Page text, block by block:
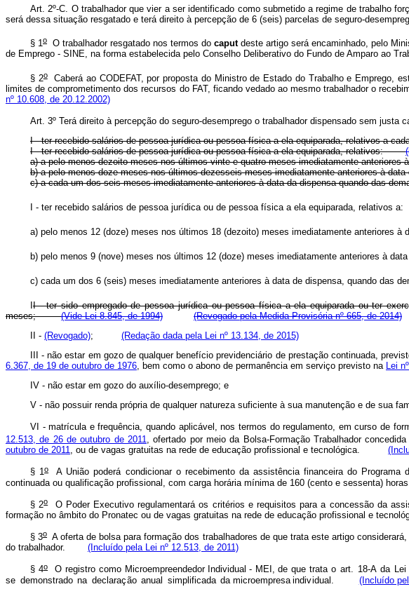
Art. 2º-C. O trabalhador que vier a ser identificado como submetido a regime de trabalho
será dessa situação resgatado e terá direito à percepção de 6 (seis) parcelas de seguro-
§ 1o O trabalhador resgatado nos termos docaputdeste artigo será encaminhado, pelo
de Emprego - SINE, na forma estabelecida pelo Conselho Deliberativo do Fundo de Amparo ao
§ 2oCaberá ao CODEFAT, por proposta do Ministro de Estado do Trabalho e Emprego,
limites de comprometimento dos recursos do FAT, ficando vedado ao mesmo trabalhador o
nº 10.608, de 20.12.2002)
Art. 3º Terá direito à percepção do seguro-desemprego o trabalhador dispensado sem justa
I - ter recebido salários de pessoa jurídica ou pessoa física a ela equiparada, relativos a
I - ter recebido salários de pessoa jurídica ou pessoa física a ela equiparada, relativos:
a) a pelo menos dezoito meses nos últimos vinte e quatro meses imediatamente
b) a pelo menos doze meses nos últimos dezesseis meses imediatamente anteriores
c) a cada um dos seis meses imediatamente anteriores à data da dispensa quando
I - ter recebido salários de pessoa jurídica ou de pessoa física a ela equiparada,
a) pelo menos 12 (doze) meses nos últimos 18 (dezoito) meses imediatamente
b) pelo menos 9 (nove) meses nos últimos 12 (doze) meses imediatamente anteriores à
c) cada um dos 6 (seis) meses imediatamente anteriores à data de dispensa, quando
II - ter sido empregado de pessoa jurídica ou pessoa física a ela equiparada ou ter
meses;(Vide Lei 8.845, de 1994)
(Revogado pela Medida Provisória nº 665, de 2014)
II - (Revogado); (Redação dada pela Lei nº 13.134, de 2015)
III - não estar em gozo de qualquer benefício previdenciário de prestação continuada,
6.367, de 19 de outubro de 1976 , bem como o abono de permanência em serviço previsto na Lei
IV - não estar em gozo do auxílio-desemprego; e
V - não possuir renda própria de qualquer natureza suficiente à sua manutenção e de sua
VI - matrícula e frequência, quando aplicável, nos termos do regulamento, em curso de
12.513, de 26 de outubro de 2011, ofertado por meio da Bolsa-Formação Trabalhador
outubro de 2011, ou de vagas gratuitas na rede de educação profissional e tecnológica.
§ 1oA União poderá condicionar o recebimento da assistência financeira do Programa
continuada ou qualificação profissional, com carga horária mínima de 160 (cento e sessenta)
§ 2oO Poder Executivo regulamentará os critérios e requisitos para a concessão da
formação no âmbito do Pronatec ou de vagas gratuitas na rede de educação profissional e
§ 3o A oferta de bolsa para formação dos trabalhadores de que trata este artigo
do trabalhador.
(Incluído pela Lei nº 12.513, de 2011)
§ 4o O registro como Microempreendedor ndividual - MEI, de que trata o art. 18-A da Lei
se demonstrado na declaração anual simplificada damicroempresa individual. (Incluído